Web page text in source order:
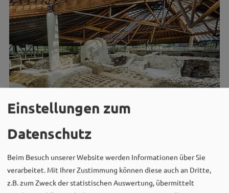
Einstellungen zum
Datenschutz
Beim Besuch unserer Website werden Informationen über Sie
verarbeitet. Mit Ihrer Zustimmung können diese auch an Dritte,
z.B. zum Zweck der statistischen Auswertung, übermittelt